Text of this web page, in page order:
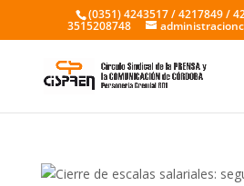
(0351) 4243517 / 4217849 /
3515208748